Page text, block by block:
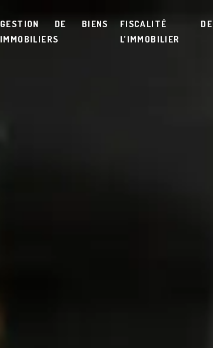
GESTION DE BIENS
IMMOBILIERS
FISCALITÉ DE
L’IMMOBILIER